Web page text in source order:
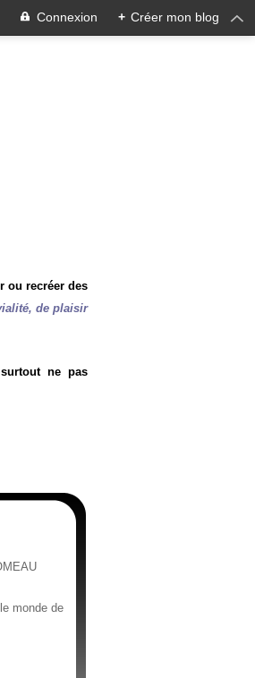
Connexion + Créer mon blog
ou recréer des
de plaisir
surtout ne pas
monde de